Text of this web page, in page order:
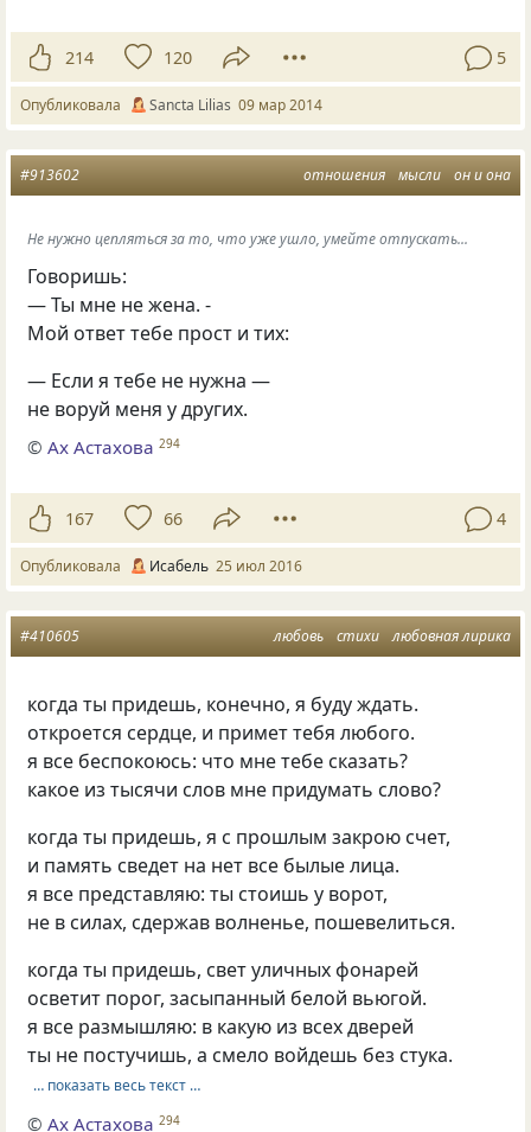
214 120 5
Опубликовала Sancta Lilias 09 мар 2014
отношения мысли он и она
#913602
Не нужно цепляться за то, что уже ушло, умейте отпускать...
Говоришь:
— Ты мне не жена. -
Мой ответ тебе прост и тих:
— Если я тебе не нужна —
не воруй меня у других.
©Ах Астахова 294
167 66 4
Опубликовала Исабель 25 июл 2016
любовь стихи любовная лирика
#410605
когда ты придешь, конечно, я буду ждать.
откроется сердце, и примет тебя любого.
я все беспокоюсь: что мне тебе сказать?
какое из тысячи слов мне придумать слово?
когда ты придешь, я с прошлым закрою счет,
и память сведет на нет все былые лица.
я все представляю: ты стоишь у ворот,
не в силах, сдержав волненье, пошевелиться.
когда ты придешь, свет уличных фонарей
осветит порог, засыпанный белой вьюгой.
я все размышляю: в какую из всех дверей
ты не постучишь, а смело войдешь без стука.
… показать весь текст …
©Ах Астахова 294